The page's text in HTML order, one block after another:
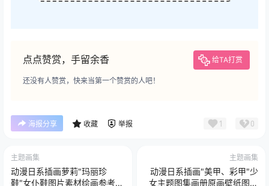
点点赞赏，手留余香 给TA打赏
还没有人赞赏，快来当第一个赞赏的人吧！
海报分享 收藏 举报 1 0
主题画集
动漫日系插画萝莉"玛丽珍
鞋"女仆鞋图片素材绘画参考
主题画集
动漫日系插画"美甲、彩甲"少
女主题图集画册原画壁纸图片